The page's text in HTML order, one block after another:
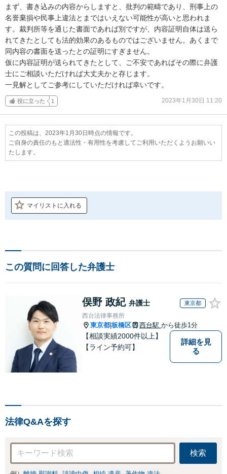
まず、書き込みの内容からしますと、批判の範疇であり、刑事上の
名誉棄損や民事上違法とまではいえない可能性が高いと思われま
す。裁判所等を通じた書面であれば別ですが、内容証明自体は送ら
れてきたとしても法的効果のあるものではございません。あくまで
同内容の書面を送ったとの証明にすぎません。
仮に内容証明が送られてきたとして、ご不安であればその際に弁護
士にご相談いただければ大丈夫かと存じます。
一見解としてご参考にしていただければ幸いです。
役に立った 1 2023年1月30日 11:20
この投稿は、2023年1月30日時点の情報です。
ご自身の責任のもと適法性・有用性を考慮してご利用いただくようお願いい
たします。
マイリストに入れる
この質問に回答した弁護士
俣野 政紀 弁護士 東京都
西台法律事務所
東京都 板橋区 西台駅 から徒歩1分
【相談実績2000件以上】
【ライン予約可】
詳細を見
る
法律Q&Aを探す
検索